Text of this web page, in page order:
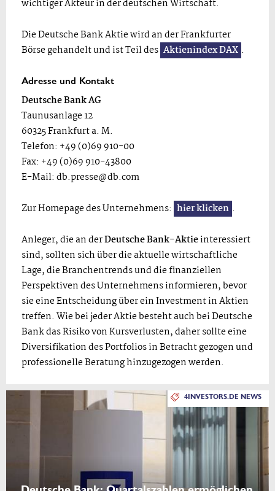
wichtiger Akteur in der deutschen Wirtschaft.
Die Deutsche Bank Aktie wird an der Frankfurter
Börse gehandelt und ist Teil des Aktienindex DAX .
Adresse und Kontakt
Deutsche Bank AG
Taunusanlage 12
60325 Frankfurt a. M.
Telefon: +49 (0)69 910-00
Fax: +49 (0)69 910-43800
E-Mail: db.presse@db.com
Zur Homepage des Unternehmens: hier klicken .
Anleger, die an derDeutsche Bank-Aktieinteressiert
sind, sollten sich über die aktuelle wirtschaftliche
Lage, die Branchentrends und die finanziellen
Perspektiven des Unternehmens informieren, bevor
sie eine Entscheidung über ein Investment in Aktien
treffen. Wie bei jeder Aktie besteht auch bei Deutsche
Bank das Risiko von Kursverlusten, daher sollte eine
Diversifikation des Portfolios in Betracht gezogen und
professionelle Beratung hinzugezogen werden.
4INVESTORS.DE NEWS